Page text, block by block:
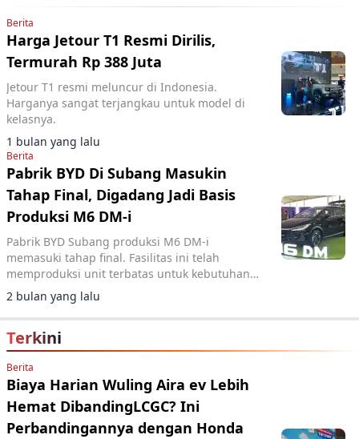
Berita
Harga Jetour T1 Resmi Dirilis,
Termurah Rp 388 Juta
Jetour T1 resmi meluncur di Indonesia.
Harganya sangat terjangkau untuk model di
kelasnya.
1 bulan yang lalu
Berita
Pabrik BYD Di Subang Masukin
Tahap Final, Digadang Jadi Basis
Produksi M6 DM-i
Pabrik BYD Subang produksi M6 DM-i
memasuki tahap final. Fasilitas ini telah
memproduksi unit terbatas untuk kebutuhan
internal sebelum beroperasi penuh.
2 bulan yang lalu
Terkini
Berita
Biaya Harian Wuling Aira ev Lebih
Hemat DibandingLCGC? Ini
Perbandingannya dengan Honda